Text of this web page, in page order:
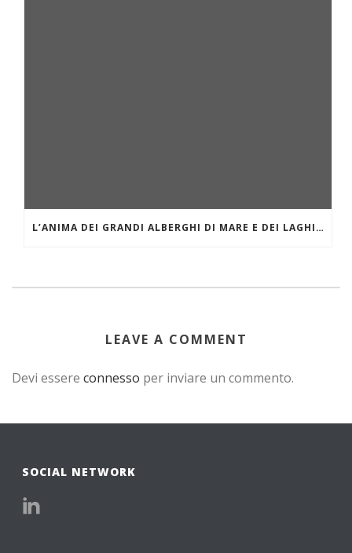
L’ANIMA DEI GRANDI ALBERGHI DI MARE E DEI LAGHI. IL GRAND HOTEL MIRAMARE DI SANTA MARGHERITA LIGURE
LEAVE A COMMENT
Devi essere connesso per inviare un commento.
SOCIAL NETWORK